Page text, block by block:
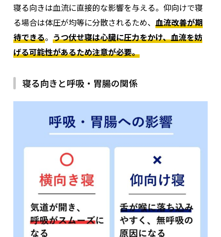
浅くなる状態を指す。自覚がないまま進行しているケ
ースが多く、いびきや日中の強い眠気、起床時のだる
さなどがサインとされる。
該当するといわれており、とくに中高年男性に多い傾
自覚症状のないSAS予備軍は多い！
寝る向きは血流に直接的な影響を与える。仰向けで寝
る場合は体圧が均等に分散されるため、 血流改善が期
待できる。 うつ伏せ寝は心臓に圧力をかけ、血流を妨
げる可能性があるため注意が必要。
寝る向きと呼吸・胃腸の関係